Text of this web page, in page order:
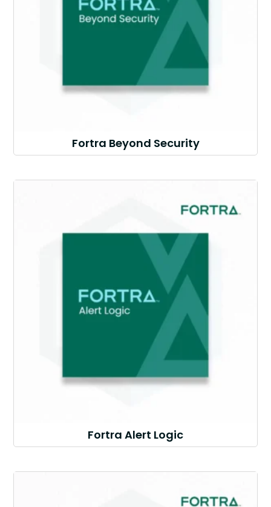
Fortra Beyond Security
Fortra Alert Logic